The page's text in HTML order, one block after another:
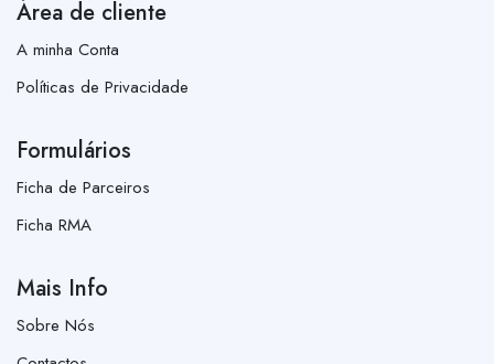
Área de cliente
A minha Conta
Políticas de Privacidade
Formulários
Ficha de Parceiros
Ficha RMA
Mais Info
Sobre Nós